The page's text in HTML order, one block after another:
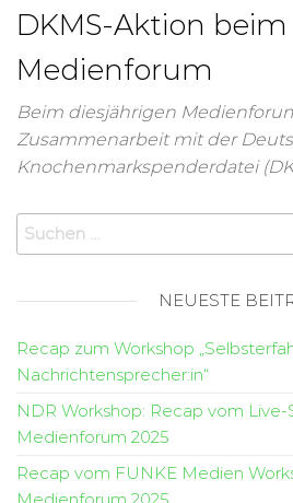
DKMS-Aktion beim
Medienforum
Beim diesjährigen
Zusammenarbeit mit der
Knochenmarkspenderdatei
NEUESTE
Recap zum Workshop
Nachrichtensprecher:in“
NDR Workshop: Recap vom
Medienforum 2025
Recap vom FUNKE Medien